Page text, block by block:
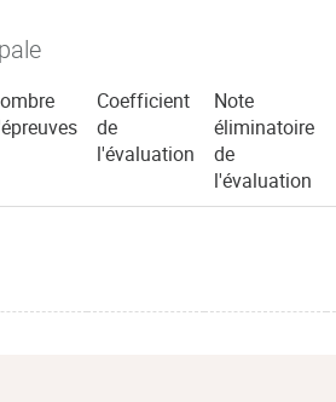
Coefficient
de
l'évaluation
Note
éliminatoire
de
l'évaluation